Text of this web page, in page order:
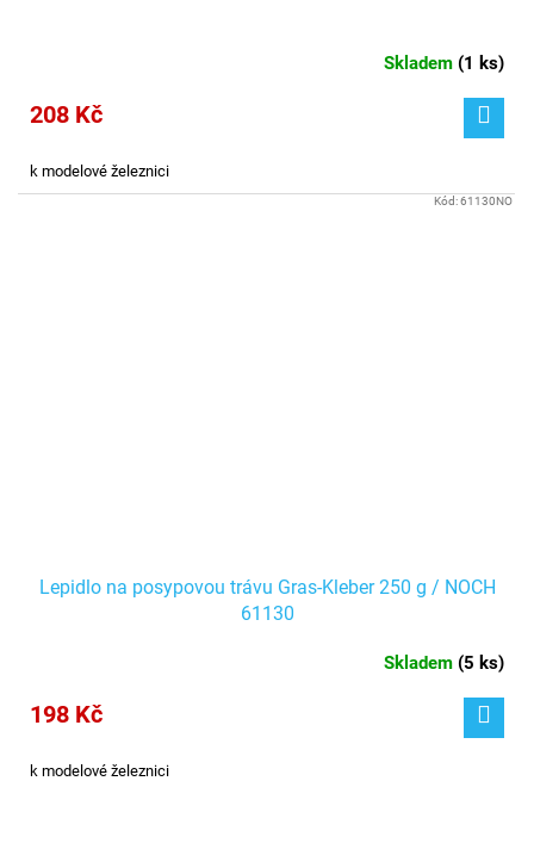
Skladem (1 ks)
208 Kč
k modelové železnici
Lepidlo na posypovou trávu Gras-Kleber 250 g / NOCH
61130
Skladem (5 ks)
198 Kč
k modelové železnici
Kód:61130NO